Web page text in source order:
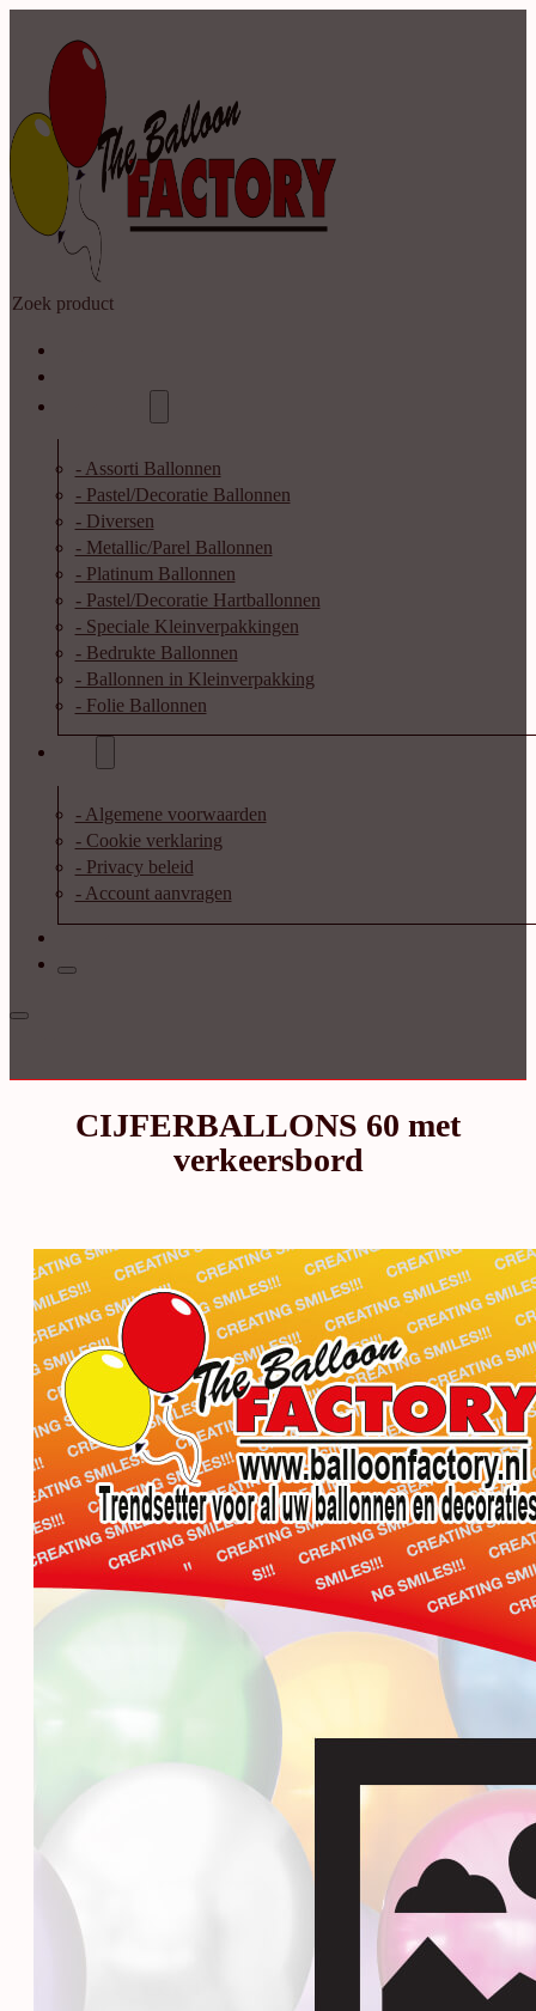
Zoeken
- Assorti Ballonnen
- Pastel/Decoratie Ballonnen
- Diversen
- Metallic/Parel Ballonnen
- Platinum Ballonnen
- Pastel/Decoratie Hartballonnen
- Speciale Kleinverpakkingen
- Bedrukte Ballonnen
- Ballonnen in Kleinverpakking
- Folie Ballonnen
- Algemene voorwaarden
- Cookie verklaring
- Privacy beleid
- Account aanvragen
CIJFERBALLONS 60 met
verkeersbord